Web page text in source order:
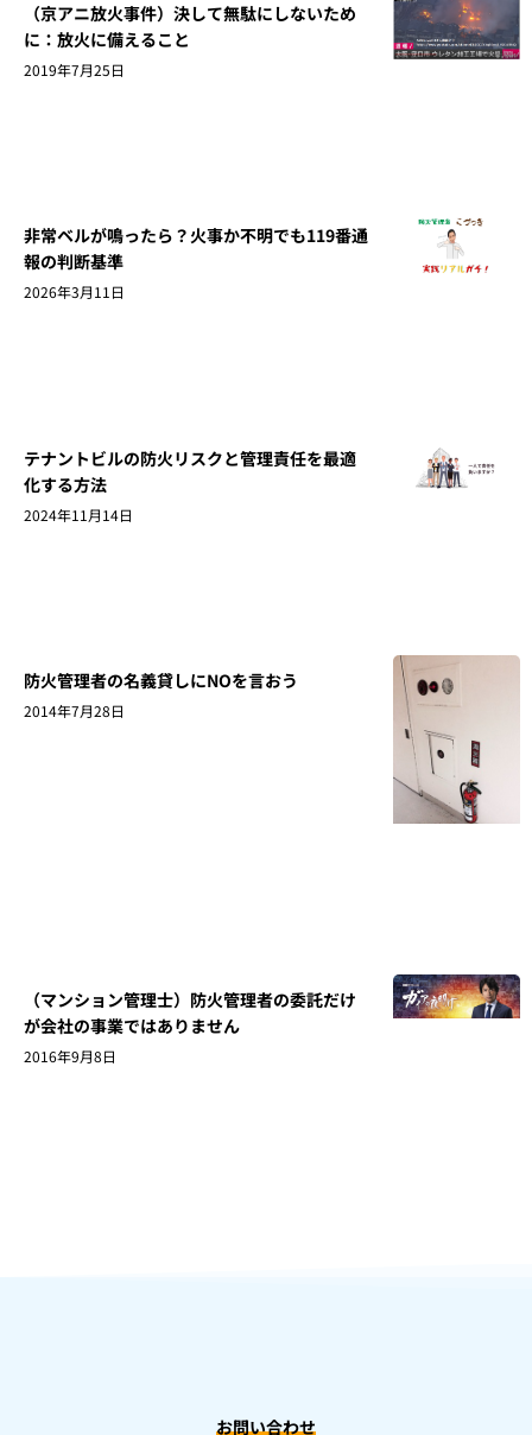
（京アニ放火事件）決して無駄にしないため
に：放火に備えること
2019年7月25日
非常ベルが鳴ったら？火事か不明でも119番通
報の判断基準
2026年3月11日
テナントビルの防火リスクと管理責任を最適
化する方法
2024年11月14日
防火管理者の名義貸しにNOを言おう
2014年7月28日
（マンション管理士）防火管理者の委託だけ
が会社の事業ではありません
2016年9月8日
お問い合わせ